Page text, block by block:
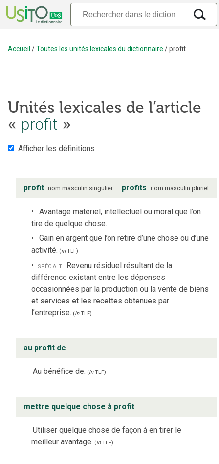
Accueil /Toutes les unités lexicales du dictionnaire /profit
Unités lexicales de l’article
« profit »
Afficher les définitions
profit nom masculin singulier profits nom masculin pluriel
Avantage matériel, intellectuel ou moral que l’on
tire de quelque chose.
Gain en argent que l’on retire d’une chose ou d’une
activité. (inTLF)
spécialt Revenu résiduel résultant de la
différence existant entre les dépenses
occasionnées par la production ou la vente de biens
et services et les recettes obtenues par
l’entreprise. (inTLF)
au profit de
Au bénéfice de. (inTLF)
mettre quelque chose à profit
Utiliser quelque chose de façon à en tirer le
meilleur avantage. (inTLF)